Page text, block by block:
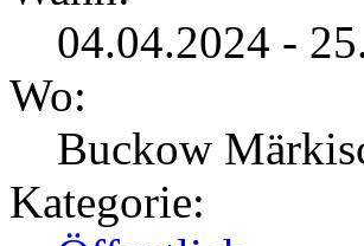
04.04.2024 -
Wo:
Buckow
Kategorie: